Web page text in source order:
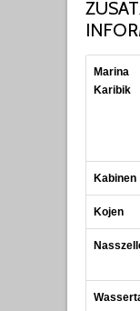
Marina
Karibik
Kabinen
Kojen